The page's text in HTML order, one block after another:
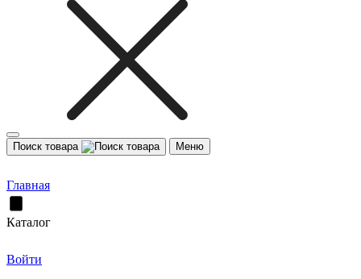
Поиск товара Меню
Главная
Каталог
Войти